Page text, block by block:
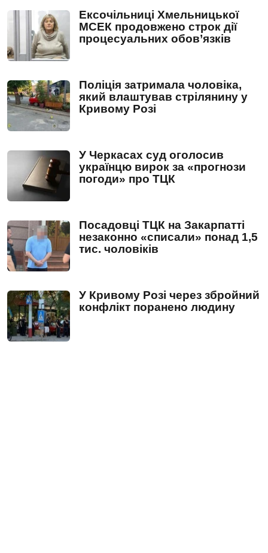
Ексочільниці Хмельницької
МСЕК продовжено строк дії
процесуальних обов’язків
Поліція затримала чоловіка,
який влаштував стрілянину у
Кривому Розі
У Черкасах суд оголосив
українцю вирок за «прогнози
погоди» про ТЦК
Посадовці ТЦК на Закарпатті
незаконно «списали» понад 1,5
тис. чоловіків
У Кривому Розі через збройний
конфлікт поранено людину